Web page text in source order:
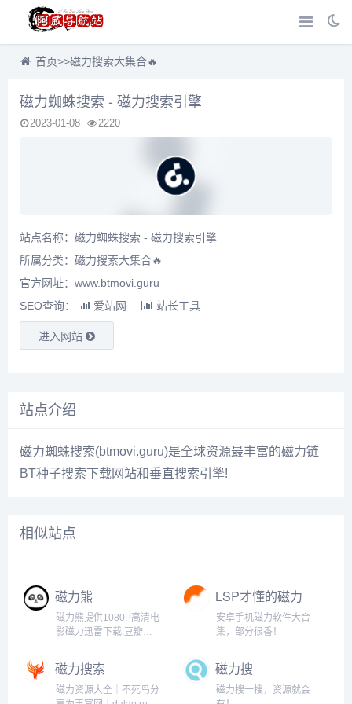
首页>>磁力搜索大集合🔥
磁力蜘蛛搜索 - 磁力搜索引擎
2023-01-08 2220
站点名称：磁力蜘蛛搜索 - 磁力搜索引擎
所属分类： 磁力搜索大集合🔥
官方网址：www.btmovi.guru
SEO查询：
爱站网 站长工具
进入网站
站点介绍
磁力蜘蛛搜索(btmovi.guru)是全球资源最丰富的磁力链
BT种子搜索下载网站和垂直搜索引擎!
相似站点
磁力熊
磁力熊提供1080P高清电
影磁力迅雷下载,豆瓣
1080P高清磁力下载。
LSP才懂的磁力
工具
安卓手机磁力软件大合
集，部分很香！
磁力搜索
磁力资源大全｜不死鸟分
磁力搜
磁力搜一搜，资源就会